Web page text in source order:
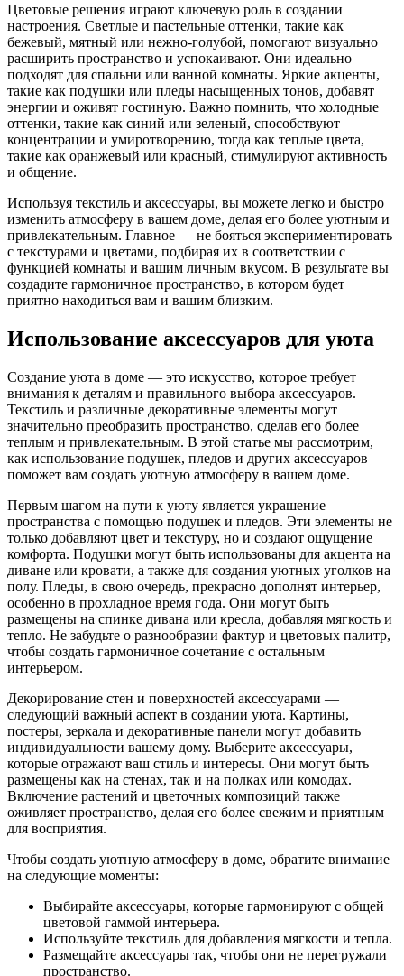
Цветовые решения играют ключевую роль в создании
настроения. Светлые и пастельные оттенки, такие как
бежевый, мятный или нежно-голубой, помогают визуально
расширить пространство и успокаивают. Они идеально
подходят для спальни или ванной комнаты. Яркие акценты,
такие как подушки или пледы насыщенных тонов, добавят
энергии и оживят гостиную. Важно помнить, что холодные
оттенки, такие как синий или зеленый, способствуют
концентрации и умиротворению, тогда как теплые цвета,
такие как оранжевый или красный, стимулируют активность
и общение.
Используя текстиль и аксессуары, вы можете легко и быстро
изменить атмосферу в вашем доме, делая его более уютным и
привлекательным. Главное — не бояться экспериментировать
с текстурами и цветами, подбирая их в соответствии с
функцией комнаты и вашим личным вкусом. В результате вы
создадите гармоничное пространство, в котором будет
приятно находиться вам и вашим близким.
Использование аксессуаров для уюта
Создание уюта в доме — это искусство, которое требует
внимания к деталям и правильного выбора аксессуаров.
Текстиль и различные декоративные элементы могут
значительно преобразить пространство, сделав его более
теплым и привлекательным. В этой статье мы рассмотрим,
как использование подушек, пледов и других аксессуаров
поможет вам создать уютную атмосферу в вашем доме.
Первым шагом на пути к уюту является украшение
пространства с помощью подушек и пледов. Эти элементы не
только добавляют цвет и текстуру, но и создают ощущение
комфорта. Подушки могут быть использованы для акцента на
диване или кровати, а также для создания уютных уголков на
полу. Пледы, в свою очередь, прекрасно дополнят интерьер,
особенно в прохладное время года. Они могут быть
размещены на спинке дивана или кресла, добавляя мягкость и
тепло. Не забудьте о разнообразии фактур и цветовых палитр,
чтобы создать гармоничное сочетание с остальным
интерьером.
Декорирование стен и поверхностей аксессуарами —
следующий важный аспект в создании уюта. Картины,
постеры, зеркала и декоративные панели могут добавить
индивидуальности вашему дому. Выберите аксессуары,
которые отражают ваш стиль и интересы. Они могут быть
размещены как на стенах, так и на полках или комодах.
Включение растений и цветочных композиций также
оживляет пространство, делая его более свежим и приятным
для восприятия.
Чтобы создать уютную атмосферу в доме, обратите внимание
на следующие моменты:
Выбирайте аксессуары, которые гармонируют с общей
цветовой гаммой интерьера.
Используйте текстиль для добавления мягкости и тепла.
Размещайте аксессуары так, чтобы они не перегружали
пространство.